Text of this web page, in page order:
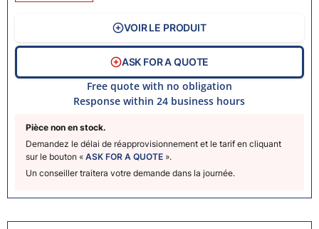
Pièce non en stock.
Demandez le délai de réapprovisionnement et le tarif en cliquant
sur le bouton « ASK FOR A QUOTE ».
Un conseiller traitera votre demande dans la journée.
VOIR LE PRODUIT
ASK FOR A QUOTE
Free quote with no obligation
Response within 24 business hours